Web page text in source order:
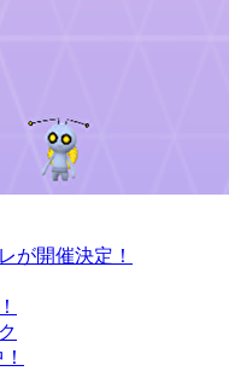
が開催決定！